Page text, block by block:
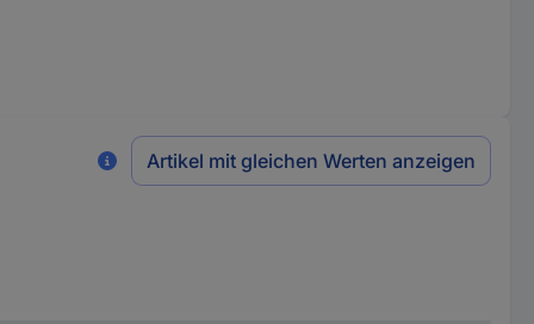
Artikel mit gleichen Werten anzeigen